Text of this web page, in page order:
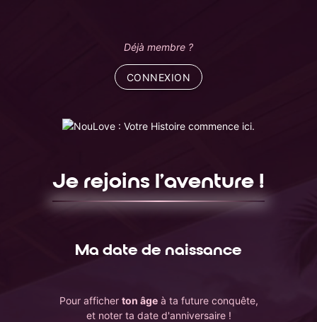
Déjà membre ?
CONNEXION
Je rejoins l'aventure !
Ma date de naissance
Pour afficher ton âgeà ta future conquête,
et noter ta date d'anniversaire !